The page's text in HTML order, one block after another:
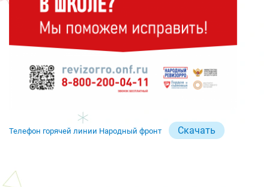
Телефон горячей линии Народный фронт Скачать